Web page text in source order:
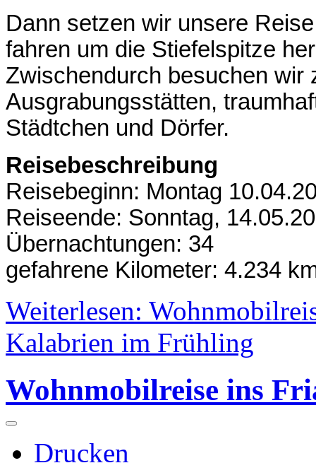
Dann setzen wir unsere
fahren um die Stiefelspitze
Zwischendurch besuchen wir
Ausgrabungsstätten,
Städtchen und Dörfer.
Reisebeschreibung
Reisebeginn: Montag
Reiseende: Sonntag,
Übernachtungen: 34
gefahrene Kilometer: 4.234
Weiterlesen:
Kalabrien im Frühling
Wohnmobilreise ins
Drucken